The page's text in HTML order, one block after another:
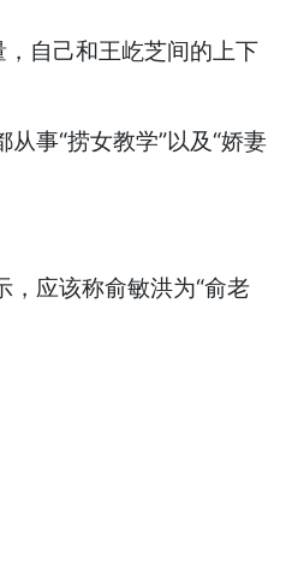
自己和王屹芝间的上下
事“捞女教学”以及“娇妻
应该称俞敏洪为“俞老